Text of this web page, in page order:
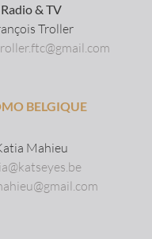
Radio & TV
Troller
BELGIQUE
Mahieu